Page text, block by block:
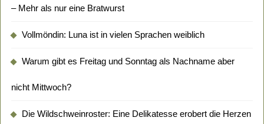
– Mehr als nur eine Bratwurst
Vollmöndin: Luna ist in vielen Sprachen weiblich
Warum gibt es Freitag und Sonntag als Nachname aber
nicht Mittwoch?
Die Wildschweinroster: Eine Delikatesse erobert die Herzen